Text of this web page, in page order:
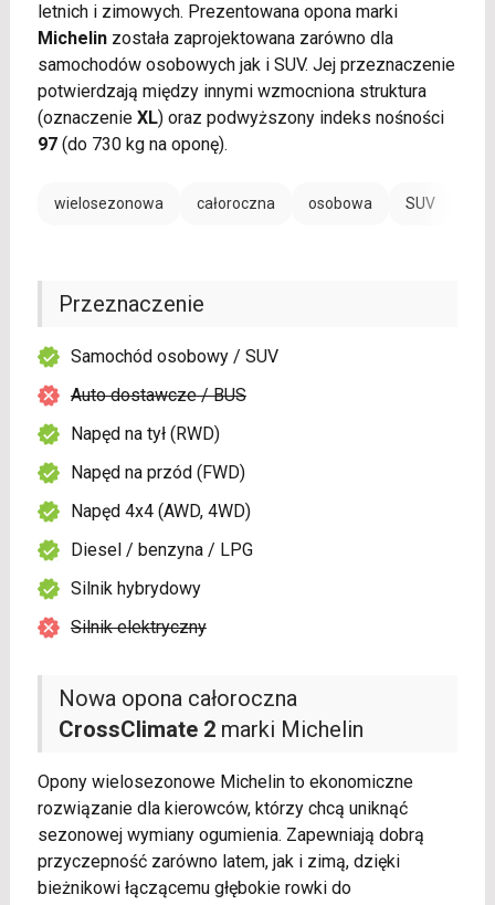
letnich i zimowych. Prezentowana opona marki
Michelinzostała zaprojektowana zarówno dla
samochodów osobowych jak i SUV. Jej przeznaczenie
potwierdzają między innymi wzmocniona struktura
(oznaczenie XL) oraz podwyższony indeks nośności
97(do 730 kg na oponę).
wielosezonowa całoroczna osobowa SUV
Nowa opona całoroczna
CrossClimate 2marki Michelin
Opony wielosezonowe Michelin to ekonomiczne
rozwiązanie dla kierowców, którzy chcą uniknąć
sezonowej wymiany ogumienia. Zapewniają dobrą
przyczepność zarówno latem, jak i zimą, dzięki
bieżnikowi łączącemu głębokie rowki do
Przeznaczenie
Samochód osobowy / SUV
Auto dostawcze / BUS
Napęd na tył (RWD)
Napęd na przód (FWD)
Napęd 4x4 (AWD, 4WD)
Diesel / benzyna / LPG
Silnik hybrydowy
Silnik elektryczny